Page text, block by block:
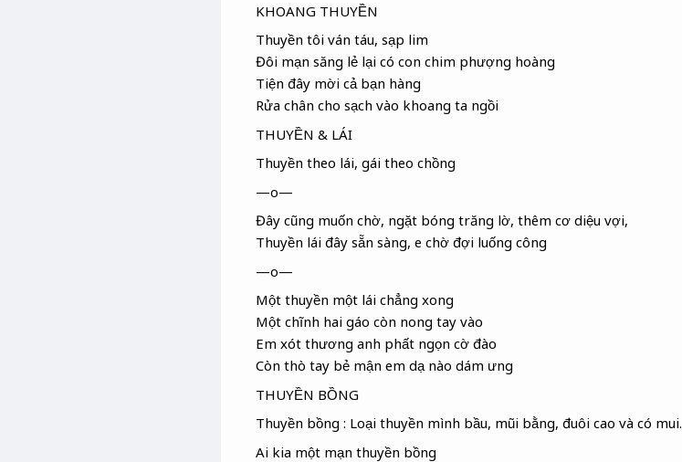
KHOANG THUYỀN
Thuyền tôi ván táu, sạp lim
Đôi mạn săng lẻlại có con chim phượng hoàng
Tiện đây mời cả bạn hàng
Rửa chân cho sạch vào khoang ta ngồi
THUYỀN & LÁI
Thuyền theo lái, gái theo chồng
—o—
Đây cũng muốn chờ, ngặt bóng trăng lờ, thêm cơ diệu vợi,
Thuyền lái đây sẵn sàng, e chờ đợi luống công
—o—
Một thuyền một lái chẳng xong
Một chĩnh hai gáo còn nong tay vào
Em xót thương anh phất ngọn cờ đào
Còn thò tay bẻ mận em dạ nào dám ưng
THUYỀN BỒNG
Thuyền bồng : Loại thuyền mình bầu, mũi bằng, đuôi cao và có mui.
Ai kia một mạn thuyền bồng